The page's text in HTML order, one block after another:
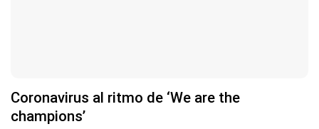
Coronavirus al ritmo de ‘We are the
champions’